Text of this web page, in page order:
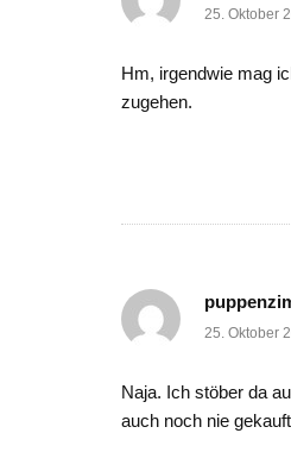
25. Oktober
Hm, irgendwie mag
zugehen.
25. Oktober
Naja. Ich stöber da
auch noch nie